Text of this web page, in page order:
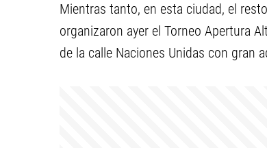
Mientras tanto, en esta ciudad, el
organizaron ayer el Torneo Apertura
de la calle Naciones Unidas con gran